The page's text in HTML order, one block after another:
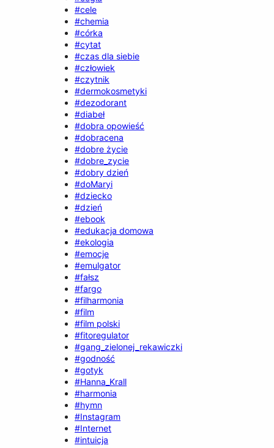
#cele
#chemia
#córka
#cytat
#czas dla siebie
#człowiek
#czytnik
#dermokosmetyki
#dezodorant
#diabeł
#dobra opowieść
#dobracena
#dobre życie
#dobre_zycie
#dobry dzień
#doMaryi
#dziecko
#dzień
#ebook
#edukacja domowa
#ekologia
#emocje
#emulgator
#fałsz
#fargo
#filharmonia
#film
#film polski
#fitoregulator
#gang_zielonej_rekawiczki
#godność
#gotyk
#Hanna_Krall
#harmonia
#hymn
#Instagram
#Internet
#intuicja